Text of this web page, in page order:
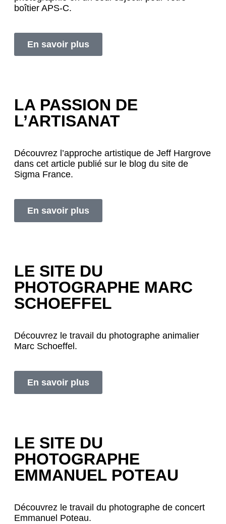
boîtier APS-C.
En savoir plus
LA PASSION DE
L’ARTISANAT
Découvrez l’approche artistique de Jeff Hargrove
dans cet article publié sur le blog du site de
Sigma France.
En savoir plus
LE SITE DU
PHOTOGRAPHE MARC
SCHOEFFEL
Découvrez le travail du photographe animalier
Marc Schoeffel.
En savoir plus
LE SITE DU
PHOTOGRAPHE
EMMANUEL POTEAU
Découvrez le travail du photographe de concert
Emmanuel Poteau.